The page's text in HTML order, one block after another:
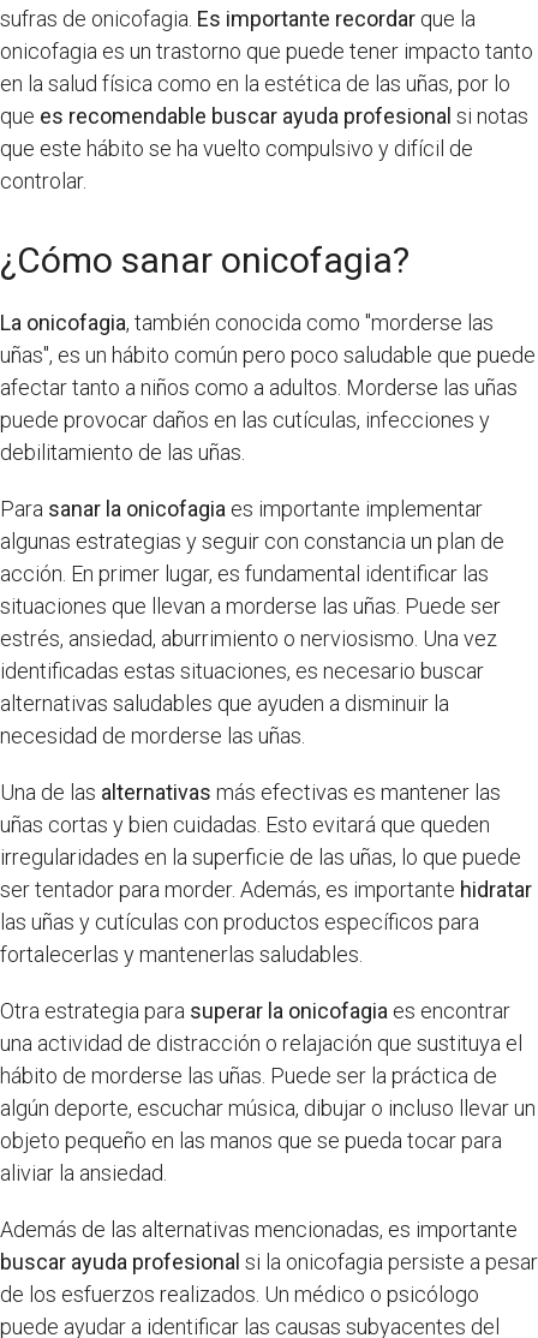
sufras de onicofagia. Es importante recordar que la
onicofagia es un trastorno que puede tener impacto tanto
en la salud física como en la estética de las uñas, por lo
que es recomendable buscar ayuda profesional si notas
que este hábito se ha vuelto compulsivo y difícil de
controlar.
¿Cómo sanar onicofagia?
La onicofagia, también conocida como "morderse las
uñas", es un hábito común pero poco saludable que puede
afectar tanto a niños como a adultos. Morderse las uñas
puede provocar daños en las cutículas, infecciones y
debilitamiento de las uñas.
Para sanar la onicofagia es importante implementar
algunas estrategias y seguir con constancia un plan de
acción. En primer lugar, es fundamental identificar las
situaciones que llevan a morderse las uñas. Puede ser
estrés, ansiedad, aburrimiento o nerviosismo. Una vez
identificadas estas situaciones, es necesario buscar
alternativas saludables que ayuden a disminuir la
necesidad de morderse las uñas.
Una de las alternativas más efectivas es mantener las
uñas cortas y bien cuidadas. Esto evitará que queden
irregularidades en la superficie de las uñas, lo que puede
ser tentador para morder. Además, es importante hidratar
las uñas y cutículas con productos específicos para
fortalecerlas y mantenerlas saludables.
Otra estrategia para superar la onicofagia es encontrar
una actividad de distracción o relajación que sustituya el
hábito de morderse las uñas. Puede ser la práctica de
algún deporte, escuchar música, dibujar o incluso llevar un
objeto pequeño en las manos que se pueda tocar para
aliviar la ansiedad.
Además de las alternativas mencionadas, es importante
buscar ayuda profesional si la onicofagia persiste a pesar
de los esfuerzos realizados. Un médico o psicólogo
puede ayudar a identificar las causas subyacentes del